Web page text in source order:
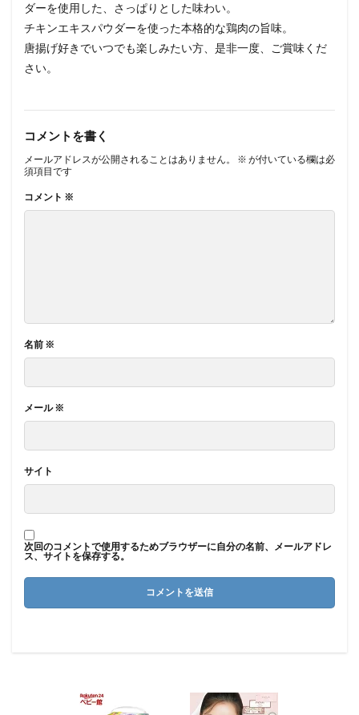
ダーを使用した、さっぱりとした味わい。
チキンエキスパウダーを使った本格的な鶏肉の旨味。
唐揚げ好きでいつでも楽しみたい方、是非一度、ご賞味くだ
さい。
コメントを書く
メールアドレスが公開されることはありません。 ※ が付いている欄は必
須項目です
コメント ※
名前 ※
メール※
サイト
次回のコメントで使用するためブラウザーに自分の名前、メールアドレ
ス、サイトを保存する。